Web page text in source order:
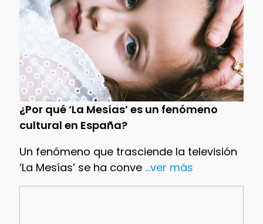
¿Por qué ‘La Mesías’ es un fenómeno
cultural en España?
Un fenómeno que trasciende la televisión
‘La Mesías’ se ha conve...ver más